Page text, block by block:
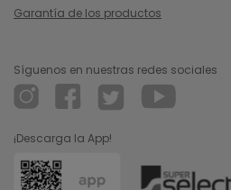
Garantía de los productos
Síguenos en nuestras redes sociales
¡Descarga la App!